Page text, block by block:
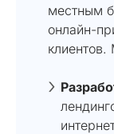
местным
онлайн-